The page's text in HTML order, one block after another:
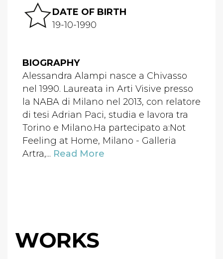
DATE OF BIRTH
19-10-1990
BIOGRAPHY
Alessandra Alampi nasce a Chivasso
nel 1990. Laureata in Arti Visive presso
la NABA di Milano nel 2013, con relatore
di tesi Adrian Paci, studia e lavora tra
Torino e Milano.Ha partecipato a:Not
Feeling at Home, Milano - Galleria
Artra,... Read More
WORKS